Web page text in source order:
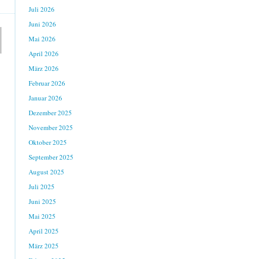
Juli 2026
Juni 2026
Mai 2026
April 2026
März 2026
Februar 2026
Januar 2026
Dezember 2025
November 2025
Oktober 2025
September 2025
August 2025
Juli 2025
Juni 2025
Mai 2025
April 2025
März 2025